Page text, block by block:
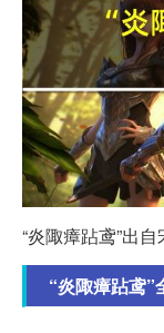
“炎陬瘴跕鸢”出
“炎陬瘴跕鸢”